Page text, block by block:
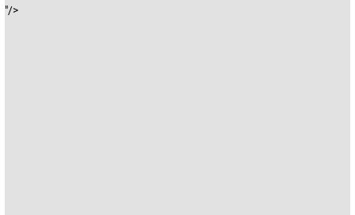
"/>